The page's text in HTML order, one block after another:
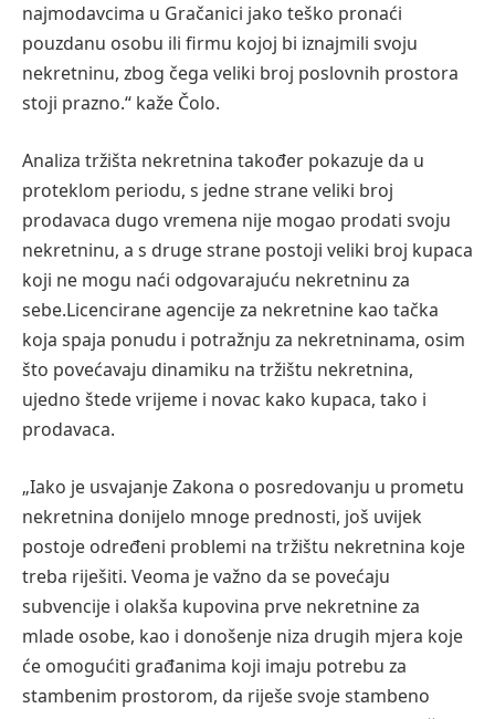
najmodavcima u Gračanici jako teško pronaći
pouzdanu osobu ili firmu kojoj bi iznajmili svoju
nekretninu, zbog čega veliki broj poslovnih prostora
stoji prazno.“ kaže Čolo.
Analiza tržišta nekretnina također pokazuje da u
proteklom periodu, s jedne straneveliki broj
prodavaca dugo vremena nije mogao prodati svoju
nekretninu, a s druge strane postoji veliki broj kupaca
koji ne mogu naći odgovarajuću nekretninu za
sebe.Licencirane agencije za nekretnine kao tačka
koja spaja ponudu i potražnju za nekretninama, osim
što povećavaju dinamiku na tržištu nekretnina,
ujedno štede vrijeme i novac kako kupaca, tako i
prodavaca.
„Iako je usvajanjeZakona o posredovanju u prometu
nekretnina donijelo mnoge prednosti, još uvijek
postoje određeni problemi na tržištu nekretnina koje
treba riješiti. Veoma je važno da se povećaju
subvencije i olakša kupovina prve nekretnine za
mlade osobe, kao i donošenje niza drugih mjera koje
će omogućiti građanima koji imaju potrebu za
stambenim prostorom, da riješe svoje stambeno